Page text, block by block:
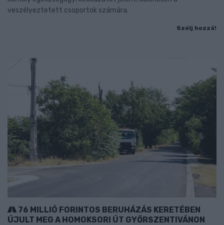
veszélyeztetett csoportok számára.
Szólj hozzá!
76 MILLIÓ FORINTOS BERUHÁZÁS KERETÉBEN
ÚJULT MEG A HOMOKSORI ÚT GYŐRSZENTIVÁNON